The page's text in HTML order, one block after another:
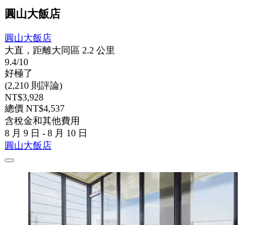
圓山大飯店
圓山大飯店
大直，距離大同區 2.2 公里
9.4/10
好極了
(2,210 則評論)
NT$3,928
總價 NT$4,537
含稅金和其他費用
8 月 9 日 - 8 月 10 日
圓山大飯店